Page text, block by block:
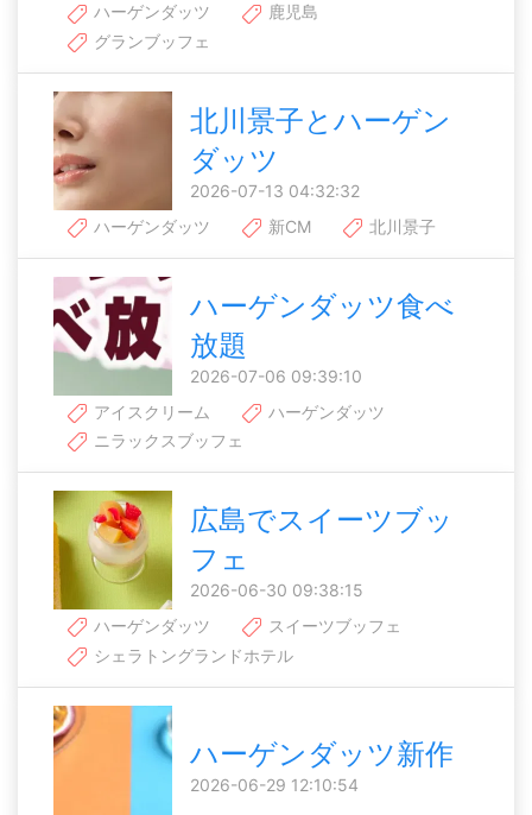
ハーゲンダッツ
鹿児島
グランブッフェ
北川景子とハーゲン
ダッツ
2026-07-13 04:32:32
ハーゲンダッツ
新CM 北川景子
ハーゲンダッツ食べ
放題
2026-07-06 09:39:10
アイスクリーム
ハーゲンダッツ
ニラックスブッフェ
広島でスイーツブッ
フェ
2026-06-30 09:38:15
ハーゲンダッツ
スイーツブッフェ
シェラトングランドホテル
ハーゲンダッツ新作
2026-06-29 12:10:54